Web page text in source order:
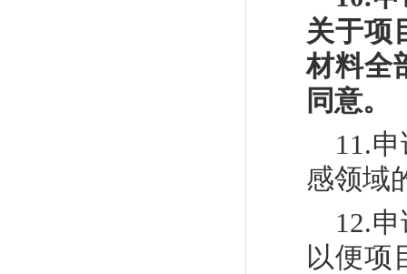
关于项
材料全
同意。
11.
感领域
12.
以便项